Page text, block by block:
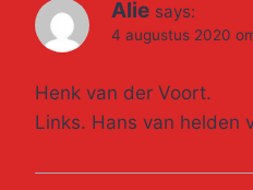
Alie says:
4 augustus 2020
Henk van der Voort.
Links. Hans van helden